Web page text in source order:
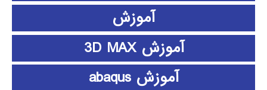
آموزش
آموزش 3D MAX
آموزش abaqus